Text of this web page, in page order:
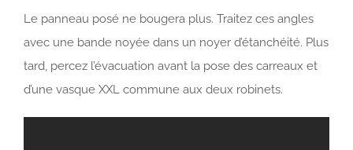
Le panneau posé ne bougera plus. Traitez ces angles
avec une bande noyée dans un noyer d’étanchéité. Plus
tard, percez l’évacuation avant la pose des carreaux et
d’une vasque XXL commune aux deux robinets.